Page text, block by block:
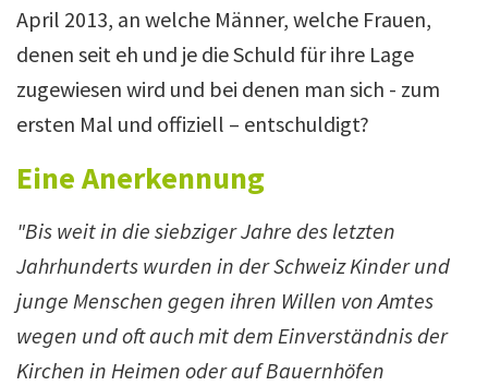
April 2013, an welche Männer, welche Frauen,
denen seit eh und je die Schuld für ihre Lage
zugewiesen wird und bei denen man sich - zum
ersten Mal und offiziell – entschuldigt?
Eine Anerkennung
"Bis weit in die siebziger Jahre des letzten
Jahrhunderts wurden in der Schweiz Kinder und
junge Menschen gegen ihren Willen von Amtes
wegen und oft auch mit dem Einverständnis der
Kirchen in Heimen oder auf Bauernhöfen